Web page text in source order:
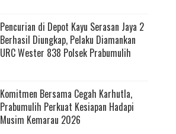
Pencurian di Depot Kayu Serasan Jaya 2
Berhasil Diungkap, Pelaku Diamankan
URC Wester 838 Polsek Prabumulih
Komitmen Bersama Cegah Karhutla,
Prabumulih Perkuat Kesiapan Hadapi
Musim Kemarau 2026